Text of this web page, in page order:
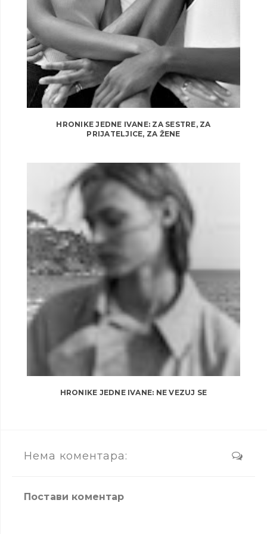
HRONIKE JEDNE IVANE: ZA SESTRE, ZA
PRIJATELJICE, ZA ŽENE
HRONIKE JEDNE IVANE: NE VEZUJ SE
Нема коментара:
Постави коментар